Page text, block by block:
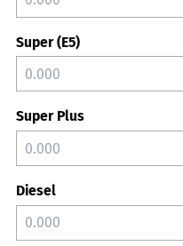
Super (E5)
Super Plus
Diesel